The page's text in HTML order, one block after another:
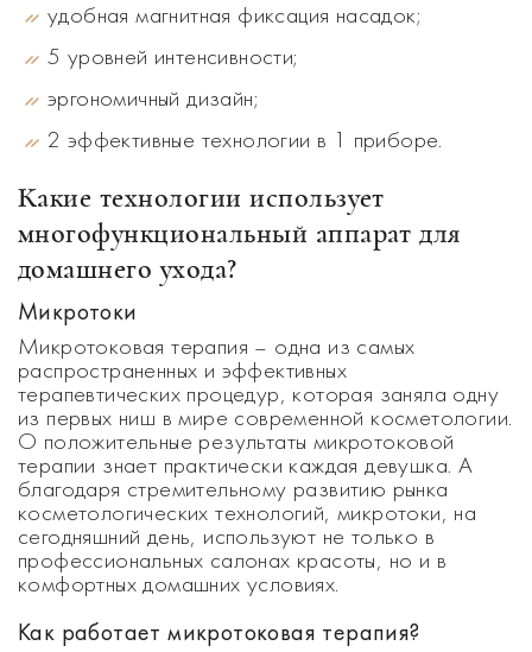
удобная магнитная фиксация насадок;
5 уровней интенсивности;
эргономичный дизайн;
2 эффективные технологии в 1 приборе.
Какие технологии использует
многофункциональный аппарат для
домашнего ухода?
Микротоки
Микротоковая терапия – одна из самых
распространенных и эффективных
терапевтических процедур, которая заняла одну
из первых ниш в мире современной косметологии.
О положительные результаты микротоковой
терапии знает практически каждая девушка. А
благодаря стремительному развитию рынка
косметологических технологий, микротоки, на
сегодняшний день, используют не только в
профессиональных салонах красоты, но и в
комфортных домашних условиях.
Как работает микротоковая терапия?